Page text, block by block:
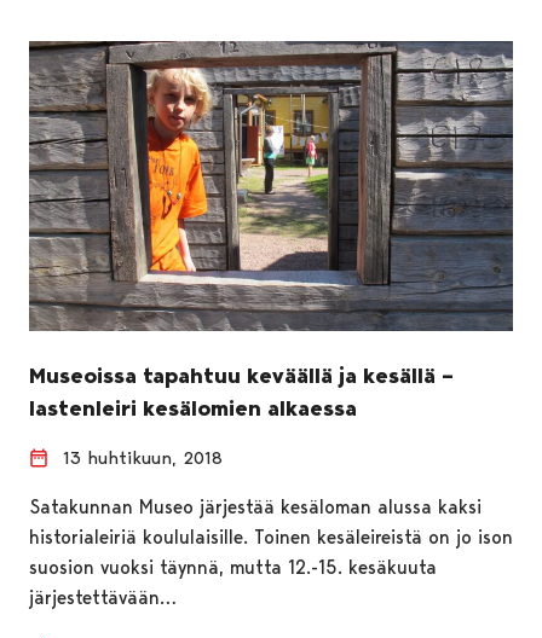
Museoissa tapahtuu keväällä ja kesällä –
lastenleiri kesälomien alkaessa
13 huhtikuun, 2018
Satakunnan Museo järjestää kesäloman alussa kaksi
historialeiriä koululaisille. Toinen kesäleireistä on jo ison
suosion vuoksi täynnä, mutta 12.-15. kesäkuuta
järjestettävään…